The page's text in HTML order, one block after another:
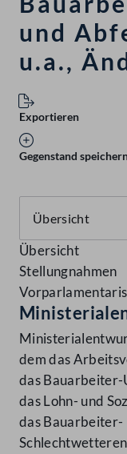
und
u.a.,
Exportieren
Gegenstand
Übersicht
Stellungnahmen
dem das
das
das Lohn- und
das Bauarbeiter-